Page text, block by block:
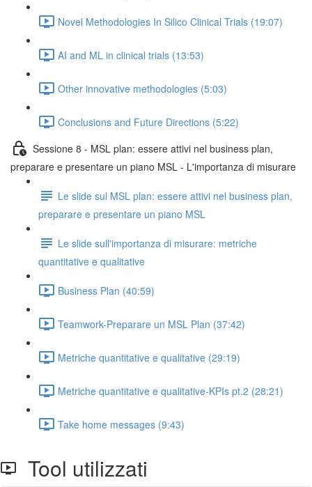
Novel Methodologies In Silico Clinical Trials (19:07)
AI and ML in clinical trials (13:53)
Other innovative methodologies (5:03)
Conclusions and Future Directions (5:22)
Sessione 8 - MSL plan: essere attivi nel business plan,
preparare e presentare un piano MSL - L'importanza di misurare
Le slide sul MSL plan: essere attivi nel business plan,
preparare e presentare un piano MSL
Le slide sull'importanza di misurare: metriche
quantitative e qualitative
Business Plan (40:59)
Teamwork-Preparare un MSL Plan (37:42)
Metriche quantitative e qualitative (29:19)
Metriche quantitative e qualitative-KPIs pt.2 (28:21)
Take home messages (9:43)
Tool utilizzati